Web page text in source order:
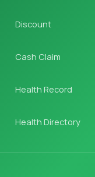
Discount
Cash Claim
Health Record
Health Directory